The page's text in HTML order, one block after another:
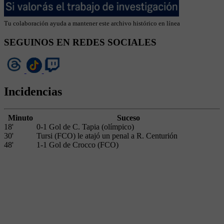
Tu colaboración ayuda a mantener este archivo histórico en línea
SEGUINOS EN REDES SOCIALES
Incidencias
Minuto
Suceso
18'
0-1 Gol de C. Tapia (olímpico)
30'
Tursi (FCO) le atajó un penal a R. Centurión
48'
1-1 Gol de Crocco (FCO)